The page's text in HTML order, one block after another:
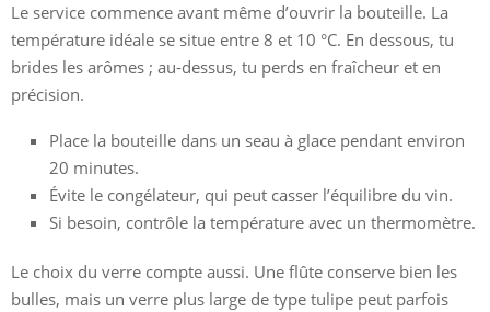
Le service commence avant même d’ouvrir la bouteille. La
température idéale se situe entre 8 et 10 °C. En dessous, tu
brides les arômes ; au-dessus, tu perds en fraîcheur et en
précision.
Place la bouteille dans un seau à glace pendant environ
20 minutes.
Évite le congélateur, qui peut casser l’équilibre du vin.
Si besoin, contrôle la température avec un thermomètre.
Le choix du verre compte aussi. Une flûte conserve bien les
bulles, mais un verre plus large de type tulipe peut parfois